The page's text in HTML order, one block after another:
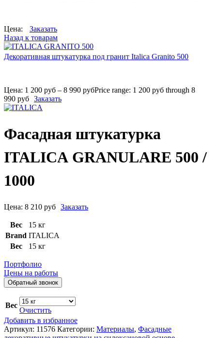
Цена:
Заказать
Назад к товарам
Декоративная штукатурка под гранит Italica Granito 500
Цена: 1 200 руб – 8 990 рубPrice range: 1 200 руб through 8
990 руб Заказать
Фасадная штукатурка
ITALICA GRANULARE 500 /
1000
Цена: 8 210 руб Заказать
Вес
15 кг
Brand ITALICA
Вес
15 кг
Портфолио
Цены на работы
Обратный звонок
Вес
Очистить
Добавить в избранное
Артикул: 11576 Категории: Материалы, Фасадные